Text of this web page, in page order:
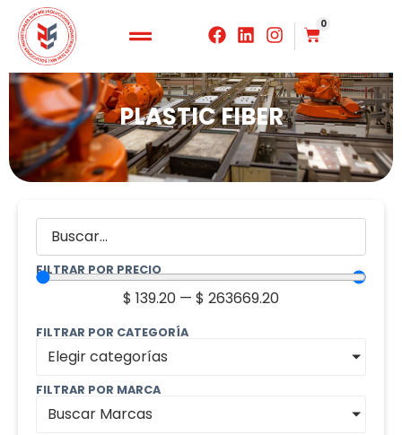
0
PLASTIC FIBER
FILTRAR POR PRECIO
$ 139.20 — $ 263669.20
FILTRAR POR CATEGORÍA
Elegir categorías
FILTRAR POR MARCA
Buscar Marcas